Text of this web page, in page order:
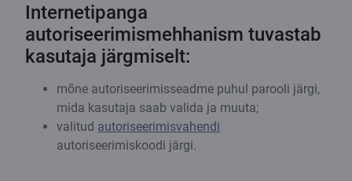
Internetipanga
autoriseerimismehhanism tuvastab
kasutaja järgmiselt:
mõne autoriseerimisseadme puhul parooli järgi,
mida kasutaja saab valida ja muuta;
valitud autoriseerimisvahendi
autoriseerimiskoodi järgi.